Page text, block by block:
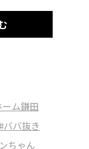
ム鎌田
ババ抜き
ちゃん